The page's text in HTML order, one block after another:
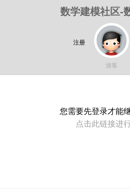
数学建模社区-
注册
游客
您需要先登录才能
点击此链接进